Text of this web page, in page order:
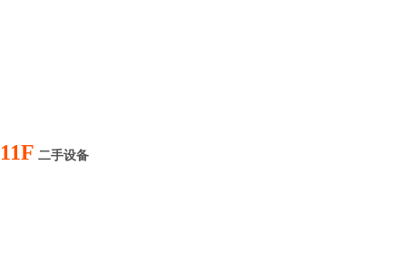
11F 二手设备